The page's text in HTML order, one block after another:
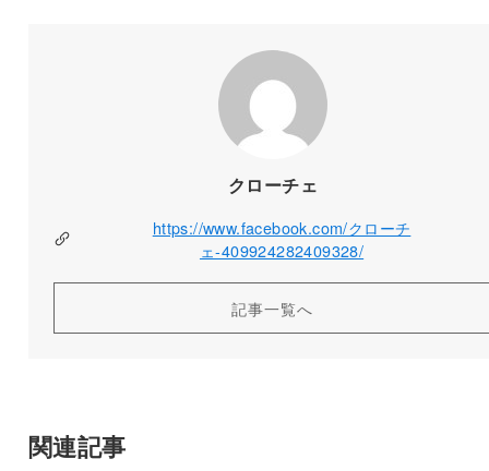
クローチェ
https://www.facebook.com/クローチ
ェ-409924282409328/
記事一覧へ
関連記事